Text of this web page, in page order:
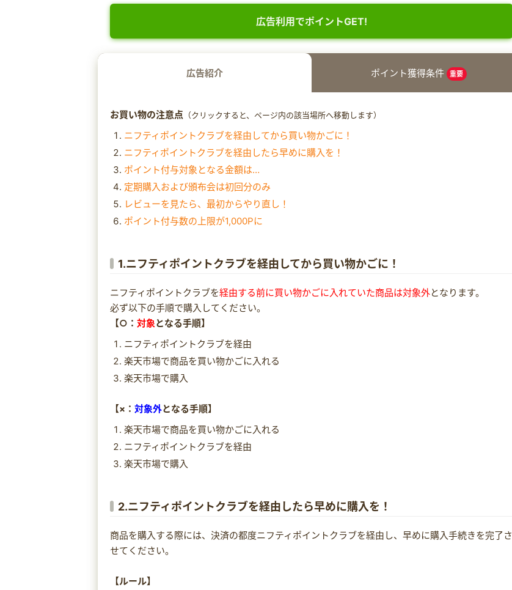
広告利用でポイントGET!
広告紹介 ポイント獲得条件 重要
お買い物の注意点 （クリックすると、ページ内の該当場所へ移動します）
ニフティポイントクラブを経由してから買い物かごに！
ニフティポイントクラブを経由したら早めに購入を！
ポイント付与対象となる金額は…
定期購入および頒布会は初回分のみ
レビューを見たら、最初からやり直し！
ポイント付与数の上限が1,000Pに
1.ニフティポイントクラブを経由してから買い物かごに！
ニフティポイントクラブを経由する前に買い物かごに入れていた商品は対象外となります。
必ず以下の手順で購入してください。
【○： 対象となる手順】
ニフティポイントクラブを経由
楽天市場で商品を買い物かごに入れる
楽天市場で購入
【×： 対象外となる手順】
楽天市場で商品を買い物かごに入れる
ニフティポイントクラブを経由
楽天市場で購入
2.ニフティポイントクラブを経由したら早めに購入を！
商品を購入する際には、決済の都度ニフティポイントクラブを経由し、早めに購入手続きを完了さ
せてください。
【ルール】